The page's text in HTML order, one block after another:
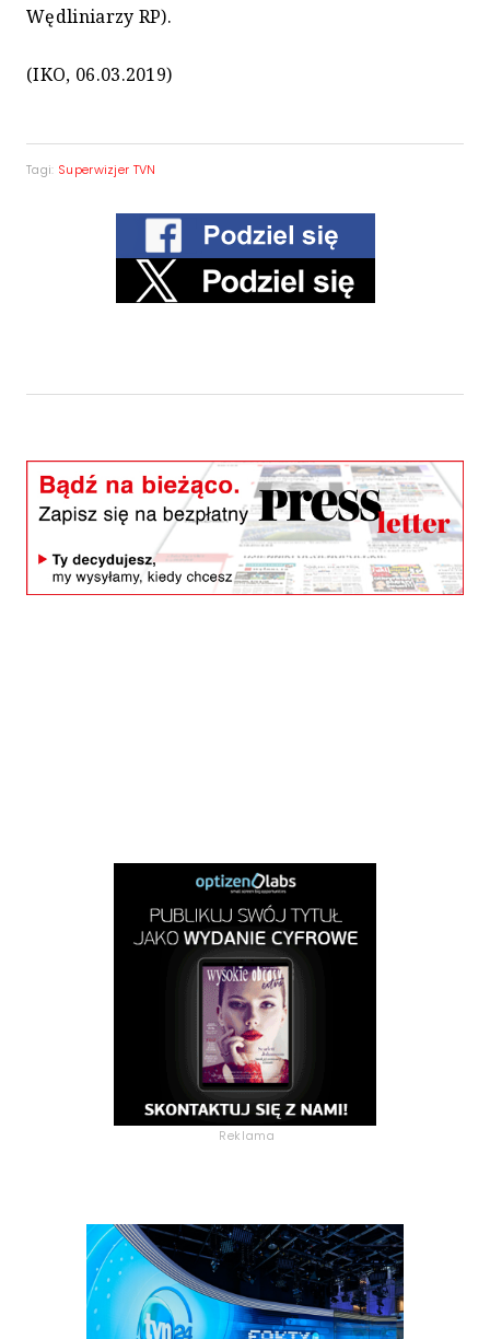
Wędliniarzy RP).
(IKO, 06.03.2019)
Tagi: Superwizjer TVN
Reklama